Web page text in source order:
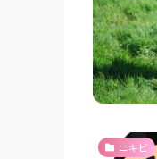
ニキビ